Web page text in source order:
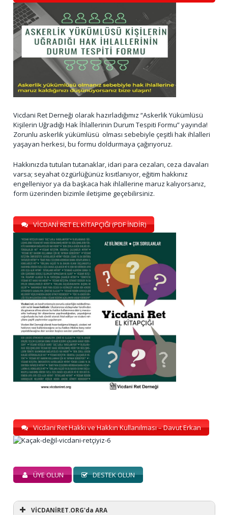
Vicdani Ret Derneği olarak hazırladığımız “Askerlik Yükümlüsü
Kişilerin Uğradığı Hak İhlallerinin Durum Tespiti Formu” yayında!
Zorunlu askerlik yükümlüsü olması sebebiyle çeşitli hak ihlalleri
yaşayan herkesi, bu formu doldurmaya çağırıyoruz.
Hakkınızda tutulan tutanaklar, idari para cezaları, ceza davaları
varsa; seyahat özgürlüğünüz kısıtlanıyor, eğitim hakkınız
engelleniyor ya da başkaca hak ihlallerine maruz kalıyorsanız,
form üzerinden bizimle iletişime geçebilirsiniz.
VİCDANİ RET EL KİTAPÇIĞI (PDF İNDİR)
Vicdani Ret Hakkı ve Hakkın Kullanılması – Davut Erkan
ÜYE OLUN DESTEK OLUN
VİCDANİRET.ORG'da ARA